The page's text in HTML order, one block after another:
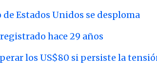
Estados Unidos se desploma
hace 29 años
los US$80 si persiste la